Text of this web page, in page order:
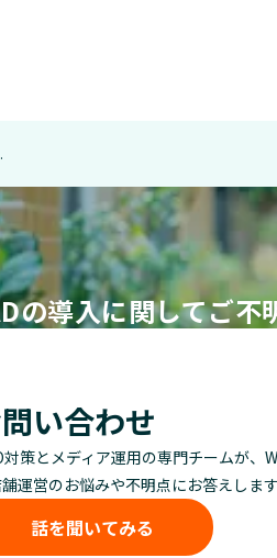
の導入に関してご
い合わせ
対策とメディア運用の専門チームが、
運営のお悩みや不明点にお答えします
話を聞いてみる